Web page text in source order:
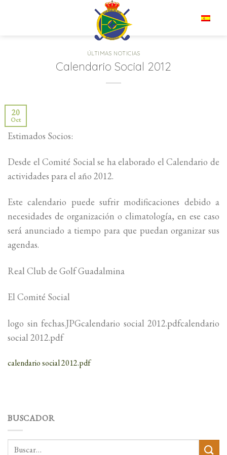
ÚLTIMAS NOTICIAS
Calendario Social 2012
20
Oct
Estimados Socios:
Desde el Comité Social se ha elaborado el Calendario de
actividades para el año 2012.
Este calendario puede sufrir modificaciones debido a
necesidades de organización o climatología, en ese caso
será anunciado a tiempo para que puedan organizar sus
agendas.
Real Club de Golf Guadalmina
El Comité Social
logo sin fechas.JPGcalendario social 2012.pdfcalendario
social 2012.pdf
calendario social 2012.pdf
BUSCADOR